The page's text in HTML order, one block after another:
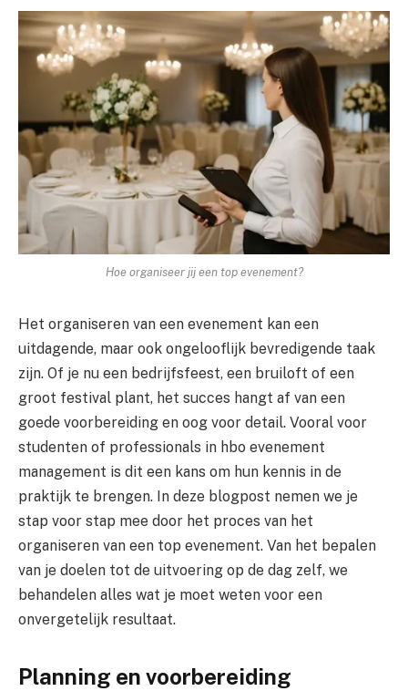
Hoe organiseer jij een top evenement?
Het organiseren van een evenement kan een
uitdagende, maar ook ongelooflijk bevredigende taak
zijn. Of je nu een bedrijfsfeest, een bruiloft of een
groot festival plant, het succes hangt af van een
goede voorbereiding en oog voor detail. Vooral voor
studenten of professionals in hbo evenement
management is dit een kans om hun kennis in de
praktijk te brengen. In deze blogpost nemen we je
stap voor stap mee door het proces van het
organiseren van een top evenement. Van het bepalen
van je doelen tot de uitvoering op de dag zelf, we
behandelen alles wat je moet weten voor een
onvergetelijk resultaat.
Planning en voorbereiding